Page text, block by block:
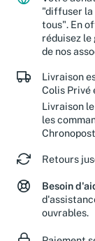
Votre
"diffuser la
tous". En
réduisez le
de nos
Livraison
Colis Privé
Livraison
les
Retours
Besoin